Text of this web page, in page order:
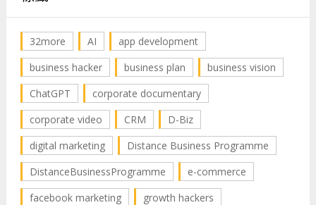
32more AI
app development
business hacker
business plan
business vision
ChatGPT
corporate documentary
corporate video
CRM
D-Biz
digital marketing
Distance Business Programme
DistanceBusinessProgramme
e-commerce
facebook marketing
growth hackers